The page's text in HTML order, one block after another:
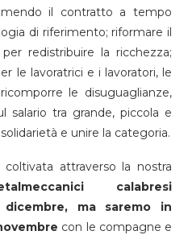
il contratto a tempo
di riferimento; riformare il
redistribuire la ricchezza;
le lavoratrici e i lavoratori, le
le disuguaglianze,
salario tra grande, piccola e
e unire la categoria.
attraverso la nostra
calabresi
ma saremo in
con le compagne e